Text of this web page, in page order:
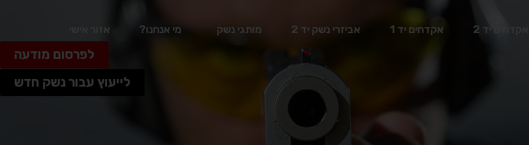
אקדחים יד 2 אקדחים יד 1 אביזרי נשק יד 2 מותגי נשק מי אנחנו? אזור אישי
לפרסום מודעה
לייעוץ עבור נשק חדש